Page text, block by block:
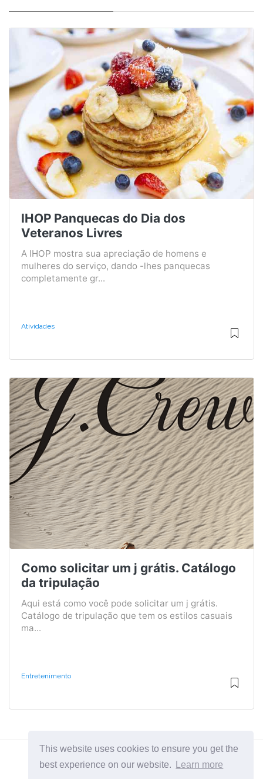
This website uses cookies to ensure you get the
best experience on our website.
Learn more
IHOP Panquecas do Dia dos
Veteranos Livres
A IHOP mostra sua apreciação de homens e
mulheres do serviço, dando -lhes panquecas
completamente gr...
Atividades
Como solicitar um j grátis. Catálogo
da tripulação
Aqui está como você pode solicitar um j grátis.
Catálogo de tripulação que tem os estilos casuais
ma...
Entretenimento